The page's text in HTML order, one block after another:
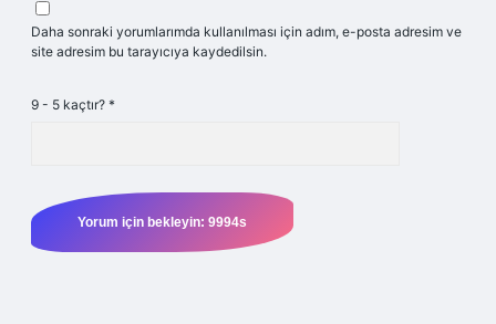
Daha sonraki yorumlarımda kullanılması için adım, e-posta adresim ve
site adresim bu tarayıcıya kaydedilsin.
9 - 5 kaçtır? *